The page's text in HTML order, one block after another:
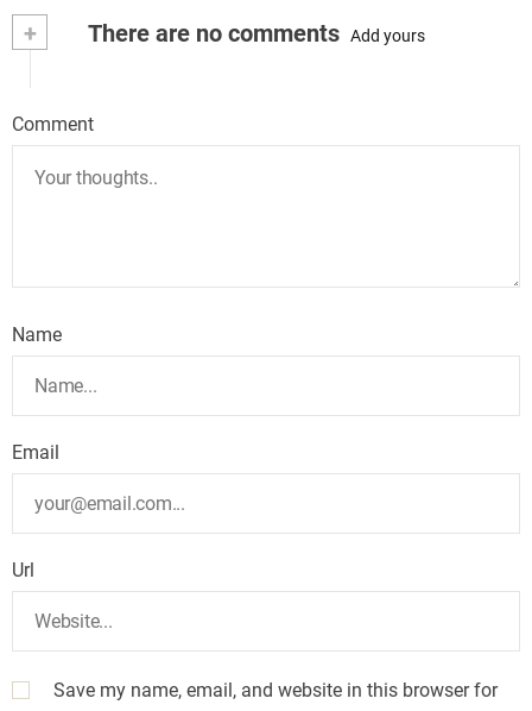
+ There are no comments Add yours
Comment
Name
Email
Url
Save my name, email, and website in this browser for